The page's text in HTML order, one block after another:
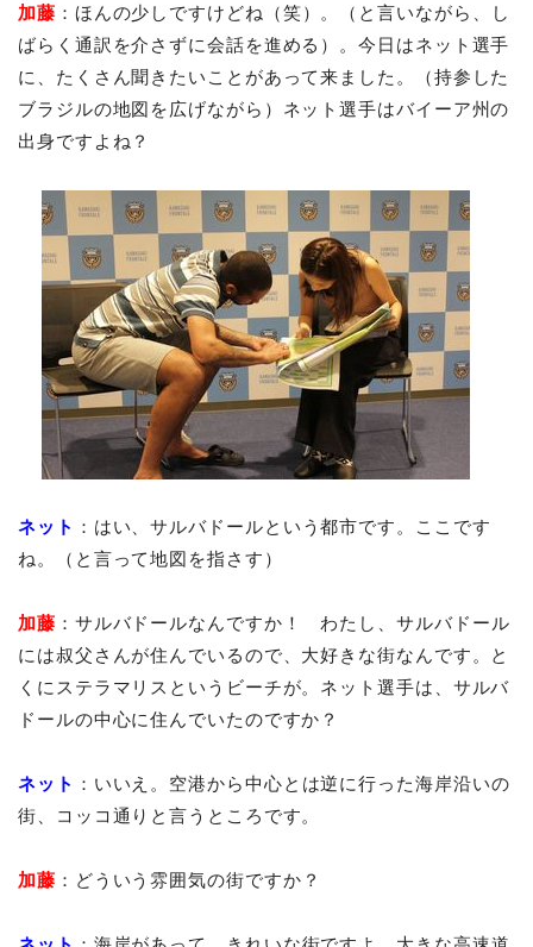
加藤 ：ほんの少しですけどね（笑）。（と言いながら、し
ばらく通訳を介さずに会話を進める）。今日はネット選手
に、たくさん聞きたいことがあって来ました。（持参した
ブラジルの地図を広げながら）ネット選手はバイーア州の
出身ですよね？
ネット ：はい、サルバドールという都市です。ここです
ね。（と言って地図を指さす）
加藤 ：サルバドールなんですか！ わたし、サルバドール
には叔父さんが住んでいるので、大好きな街なんです。と
くにステラマリスというビーチが。ネット選手は、サルバ
ドールの中心に住んでいたのですか？
ネット ：いいえ。空港から中心とは逆に行った海岸沿いの
街、コッコ通りと言うところです。
加藤 ：どういう雰囲気の街ですか？